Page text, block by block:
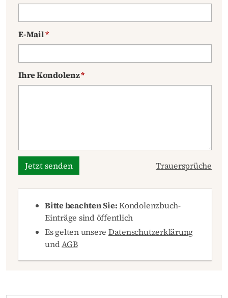
E-Mail*
Ihre Kondolenz*
Jetzt senden Trauersprüche
Bitte beachten Sie:Kondolenzbuch-
Einträge sind öffentlich
Es gelten unsere Datenschutzerklärung
undAGB